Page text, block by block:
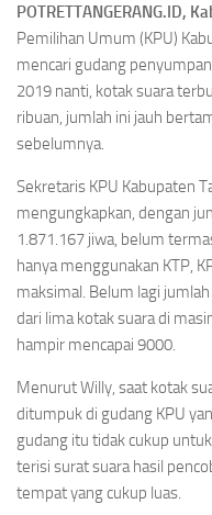
POTRETTANGERANG.ID,
Pemilihan Umum (KPU)
mencari gudang
2019 nanti, kotak suara
ribuan, jumlah ini jauh
sebelumnya.
Sekretaris KPU Kabupaten
mengungkapkan, dengan
1.871.167 jiwa, belum
hanya menggunakan KTP,
maksimal. Belum lagi
dari lima kotak suara di
hampir mencapai 9000.
Menurut Willy, saat kotak
ditumpuk di gudang KPU
gudang itu tidak cukup
terisi surat suara hasil
tempat yang cukup luas.